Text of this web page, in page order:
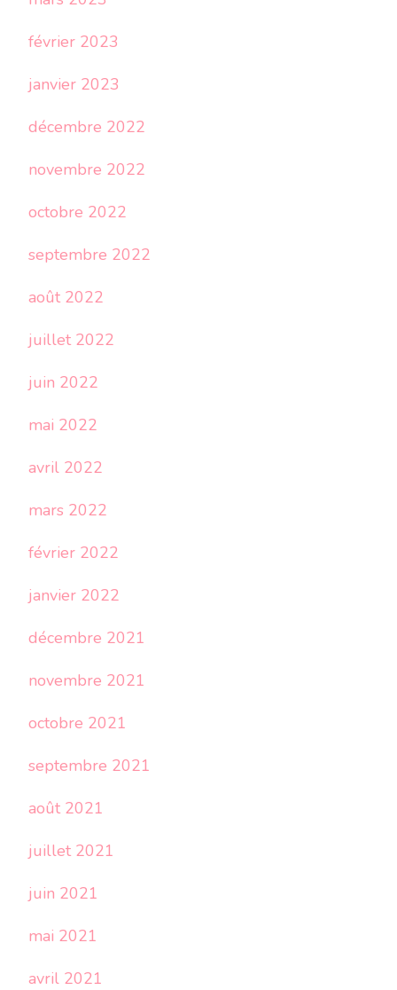
février 2023
janvier 2023
décembre 2022
novembre 2022
octobre 2022
septembre 2022
août 2022
juillet 2022
juin 2022
mai 2022
avril 2022
mars 2022
février 2022
janvier 2022
décembre 2021
novembre 2021
octobre 2021
septembre 2021
août 2021
juillet 2021
juin 2021
mai 2021
avril 2021